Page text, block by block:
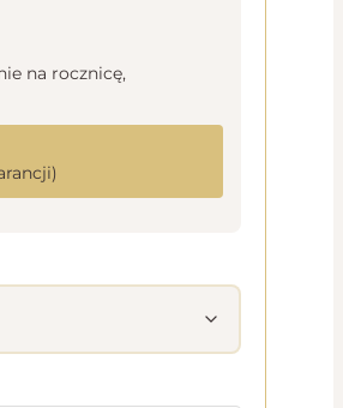
na rocznicę,